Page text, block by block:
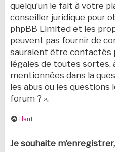
quelqu’un le fait à votre
conseiller juridique pour
phpBB Limited et les
peuvent pas fournir de
sauraient être contactés
légales de toutes sortes,
mentionnées dans la
les abus ou les questions
forum ? ».
Haut
Je souhaite